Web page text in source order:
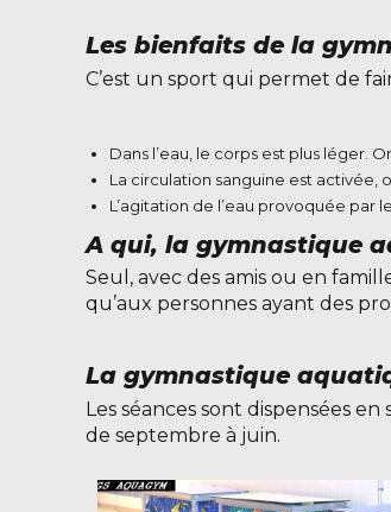
Les bienfaits de la
C’est un sport qui permet de
Dans l’eau, le corps est plus léger.
La circulation sanguine est activée,
L’agitation de l’eau provoquée par
A qui, la gymnastique
Seul, avec des amis ou en
qu’aux personnes ayant des
La gymnastique
Les séances sont dispensées
de septembre à juin.